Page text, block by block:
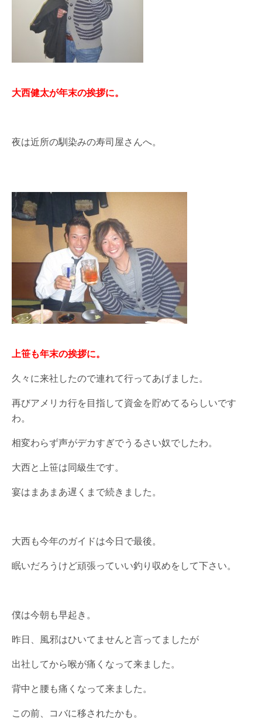
大西健太が年末の挨拶に。
夜は近所の馴染みの寿司屋さんへ。
上笹も年末の挨拶に。
久々に来社したので連れて行ってあげました。
再びアメリカ行を目指して資金を貯めてるらしいです
わ。
相変わらず声がデカすぎでうるさい奴でしたわ。
大西と上笹は同級生です。
宴はまあまあ遅くまで続きました。
大西も今年のガイドは今日で最後。
眠いだろうけど頑張っていい釣り収めをして下さい。
僕は今朝も早起き。
昨日、風邪はひいてませんと言ってましたが
出社してから喉が痛くなって来ました。
背中と腰も痛くなって来ました。
この前、コバに移されたかも。